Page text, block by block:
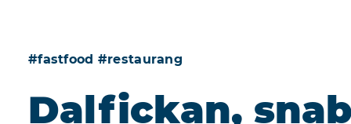
#fastfood #restaurang
Dalfickan,